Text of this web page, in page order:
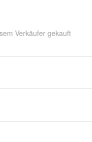
Verkäufer gekauft